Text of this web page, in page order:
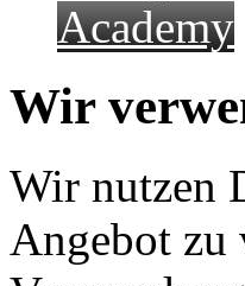
Academy
Wir
Wir nutzen
Angebot zu